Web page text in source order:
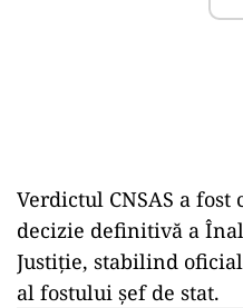
Verdictul CNSAS a
decizie definitivă a
Justiție, stabilind
al fostului șef de stat.